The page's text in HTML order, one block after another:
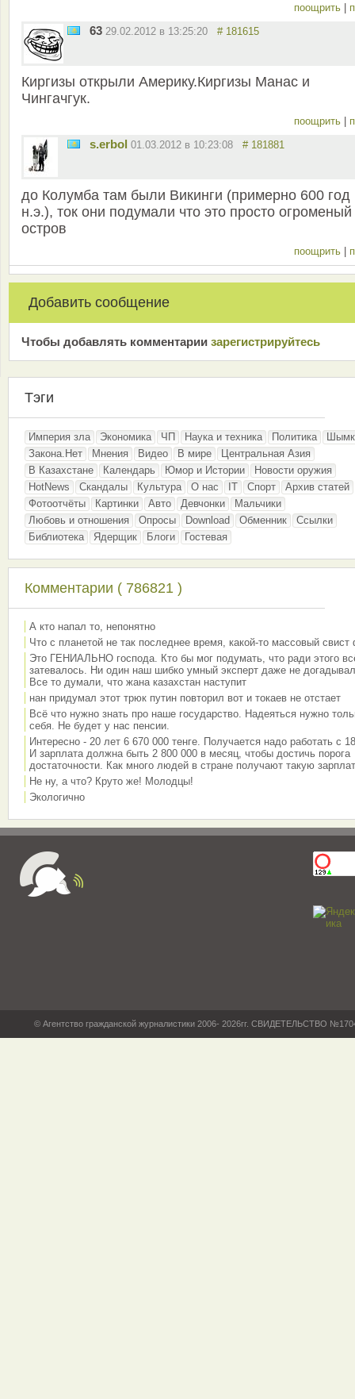
поощрить
63 29.02.2012 в 13:25:20 # 181615
Киргизы открыли Америку.Киргизы Манас и
Чингачгук.
поощрить
s.erbol 01.03.2012 в 10:23:08 # 181881
до Колумба там были Викинги (примерно 600 год
н.э.), ток они подумали что это просто огроменый
остров
поощрить
Добавить сообщение
Чтобы добавлять комментарии зарeгиcтрирyйтeсь
Тэги
Империя зла Экономика ЧП Наука и техника Политика
Закона.Нет
Мнения Видео В мире
Центральная Азия
В Казахстане
Календарь Юмор и Истории
Новости оружия
HotNews
Скандалы Культура О нас IT Спорт
Архив статей
Фотоотчёты
Картинки Авто Девчонки
Мальчики
Любовь и отношения
Опросы Download Обменник
Ссылки
Библиотека
Ядерщик Блоги Гостевая
Комментарии ( 786821 )
А кто напал то, непонятно
Что с планетой не так последнее время, какой-то массовый свист
Это ГЕНИАЛЬНО господа. Кто бы мог подумать, что ради этого
затевалось. Ни один наш шибко умный эксперт даже не
Все то думали, что жана казахстан наступит
нан придумал этот трюк путин повторил вот и токаев не отстает
Всё что нужно знать про наше государство. Надеяться нужно
себя. Не будет у нас пенсии.
Интересно - 20 лет 6 670 000 тенге. Получается надо работать с
И зарплата должна быть 2 800 000 в месяц, чтобы достичь порога
достаточности. Как много людей в стране получают такую
Не ну, а что? Круто же! Молодцы!
Экологично
© Агентство гражданской журналистики 2006- 2026гг. СВИДЕТЕЛЬСТВО